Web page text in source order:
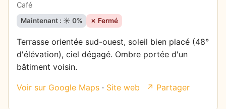
Café
Maintenant : ☀️ 0% ✗ Fermé
Terrasse orientée sud-ouest, soleil bien placé (48°
d'élévation), ciel dégagé. Ombre portée d'un
bâtiment voisin.
Voir sur Google Maps · Site web ↗ Partager